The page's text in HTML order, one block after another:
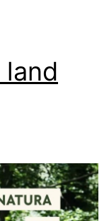
land